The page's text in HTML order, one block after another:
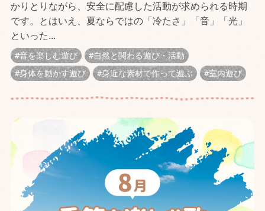
かりとりながら、安全に配慮した活動が求められる時期
です。とはいえ、夏ならではの「冷たさ」「音」「光」
といった...
音を楽しむ遊び
自然と関わる遊び・活動
身体を動かす遊び
身近な素材で作って遊ぶ 室内遊び